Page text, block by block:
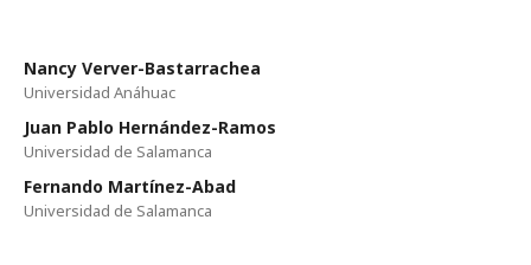
Nancy Verver-Bastarrachea
Universidad Anáhuac
Juan Pablo Hernández-Ramos
Universidad de Salamanca
Fernando Martínez-Abad
Universidad de Salamanca